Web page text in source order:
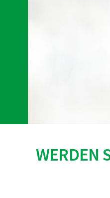
WERDEN